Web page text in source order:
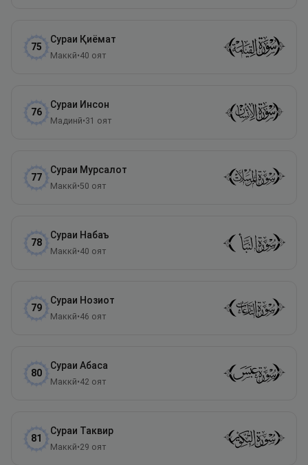
75
Сураи Қиёмат
Маккӣ•40 оят
76
Сураи Инсон
Мадинӣ•31 оят
77
Сураи Мурсалот
Маккӣ•50 оят
78
Сураи Набаъ
Маккӣ•40 оят
79
Сураи Нозиот
Маккӣ•46 оят
80
Сураи Абаса
Маккӣ•42 оят
81
Сураи Таквир
Маккӣ•29 оят